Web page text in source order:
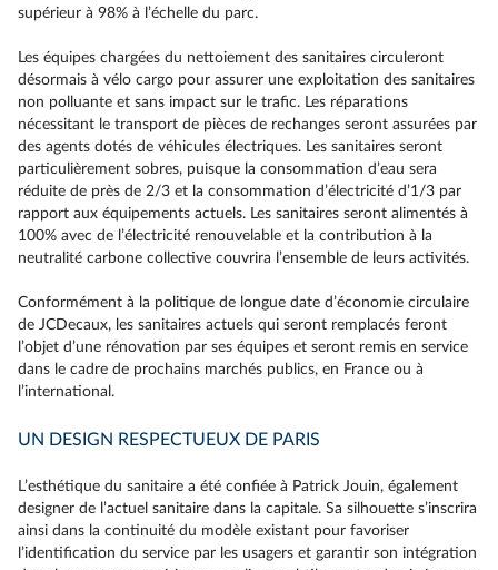
supérieur à 98% à l’échelle du parc.
Les équipes chargées du nettoiement des sanitaires circuleront
désormais à vélo cargo pour assurer une exploitation des sanitaires
non polluante et sans impact sur le trafic. Les réparations
nécessitant le transport de pièces de rechanges seront assurées par
des agents dotés de véhicules électriques. Les sanitaires seront
particulièrement sobres, puisque la consommation d’eau sera
réduite de près de 2/3 et la consommation d’électricité d’1/3 par
rapport aux équipements actuels. Les sanitaires seront alimentés à
100% avec de l’électricité renouvelable et la contribution à la
neutralité carbone collective couvrira l’ensemble de leurs activités.
Conformément à la politique de longue date d’économie circulaire
de JCDecaux, les sanitaires actuels qui seront remplacés feront
l’objet d’une rénovation par ses équipes et seront remis en service
dans le cadre de prochains marchés publics, en France ou à
l’international.
UN DESIGN RESPECTUEUX DE PARIS
L’esthétique du sanitaire a été confiée à Patrick Jouin, également
designer de l’actuel sanitaire dans la capitale. Sa silhouette s’inscrira
ainsi dans la continuité du modèle existant pour favoriser
l’identification du service par les usagers et garantir son intégration